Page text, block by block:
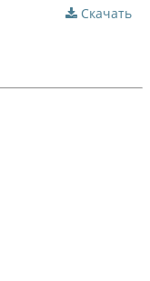
Скачать